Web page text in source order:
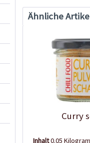
Ähnliche
Curry
Inhalt0.05